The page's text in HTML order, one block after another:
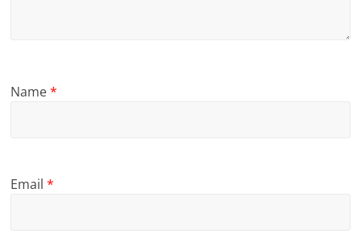
Name*
Email*